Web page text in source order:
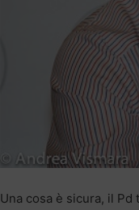
Una cosa è sicura, il